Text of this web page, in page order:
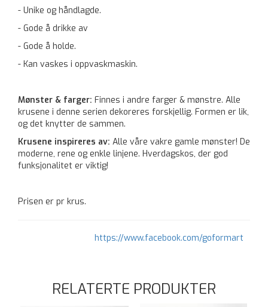
- Unike og håndlagde.
- Gode å drikke av
- Gode å holde.
- Kan vaskes i oppvaskmaskin.
Mønster & farger: Finnes i andre farger & mønstre. Alle
krusene i denne serien dekoreres forskjellig. Formen er lik,
og det knytter de sammen.
Krusene inspireres av: Alle våre vakre gamle mønster! De
moderne, rene og enkle linjene. Hverdagskos, der god
funksjonalitet er viktig!
Prisen er pr krus.
https://www.facebook.com/goformart
RELATERTE PRODUKTER